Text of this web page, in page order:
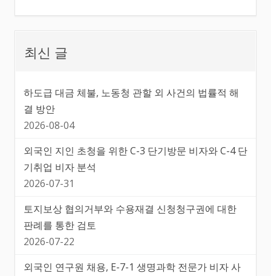
최신 글
하도급 대금 체불, 노동청 관할 외 사건의 법률적 해
결 방안
2026-08-04
외국인 지인 초청을 위한 C-3 단기방문 비자와 C-4 단
기취업 비자 분석
2026-07-31
토지보상 협의거부와 수용재결 신청청구권에 대한
판례를 통한 검토
2026-07-22
외국인 연구원 채용, E-7-1 생명과학 전문가 비자 사